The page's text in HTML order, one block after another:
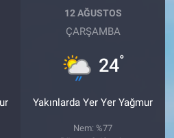
12 AĞUSTOS
ÇARŞAMBA
24°
Yakınlarda Yer Yer Yağmur
Nem: %77